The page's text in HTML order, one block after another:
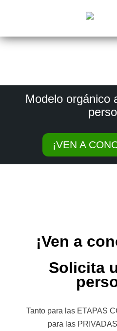
Modelo orgánico
¡VEN A
¡Ven a
Solicita
Tanto para las ETAPAS
para las